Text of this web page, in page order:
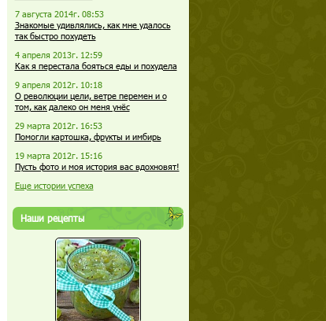
7 августа 2014г. 08:53
Знакомые удивлялись, как мне удалось
так быстро похудеть
4 апреля 2013г. 12:59
Как я перестала бояться еды и похудела
9 апреля 2012г. 10:18
О революции цели, ветре перемен и о
том, как далеко он меня унёс
29 марта 2012г. 16:53
Помогли картошка, фрукты и имбирь
19 марта 2012г. 15:16
Пусть фото и моя история вас вдохновят!
Еще истории успеха
Наши рецепты